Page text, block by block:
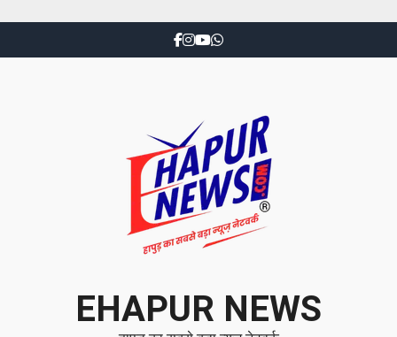
EHAPUR NEWS